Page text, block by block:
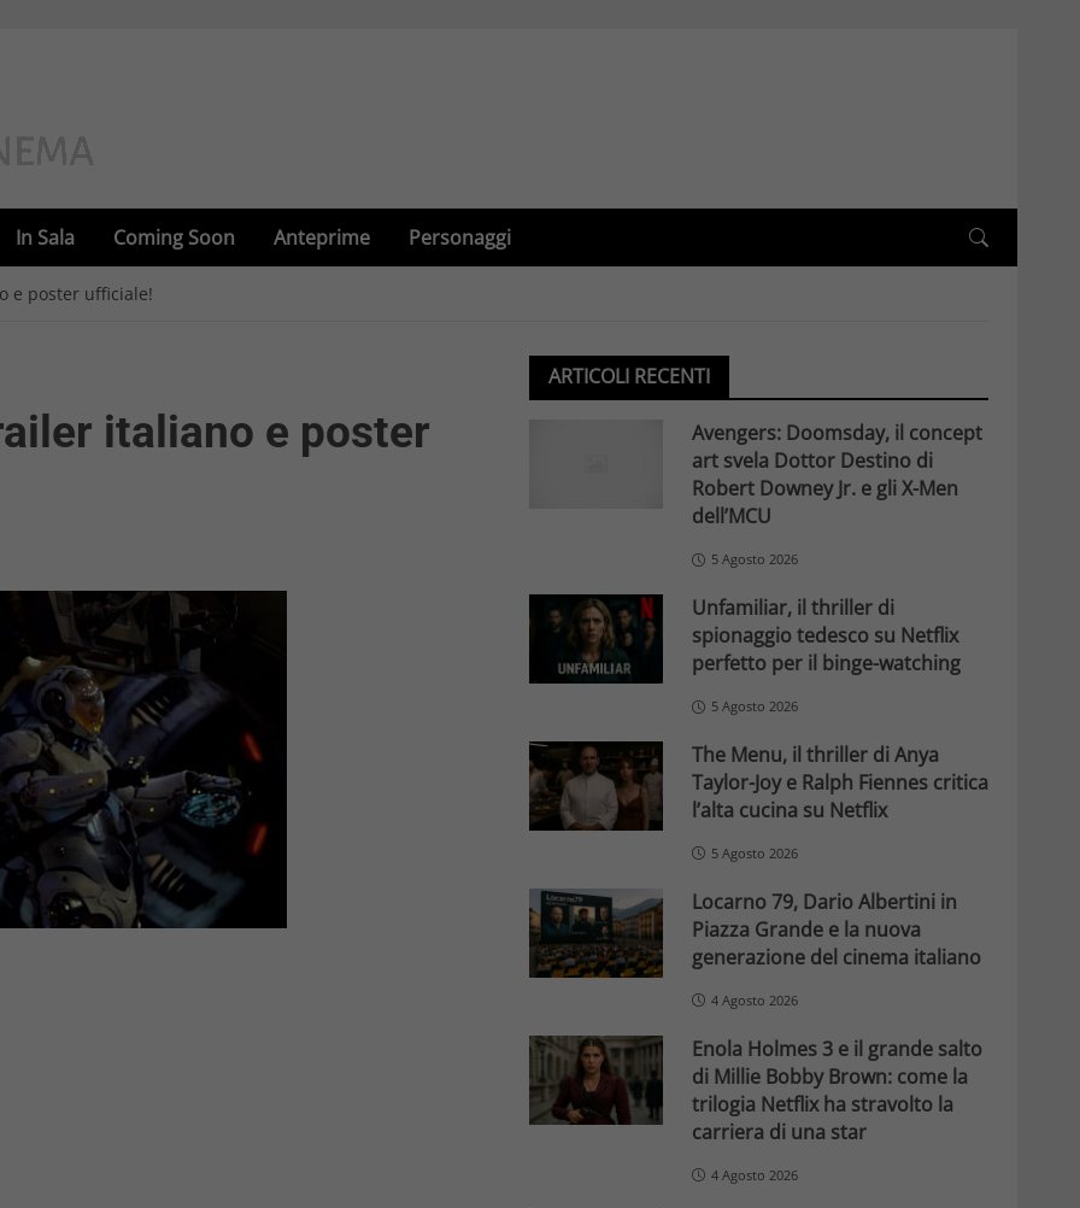
In Sala Coming Soon Anteprime Personaggi
e poster ufficiale!
italiano e poster
ARTICOLI RECENTI
Avengers: Doomsday, il concept
art svela Dottor Destino di
Robert Downey Jr. e gli X-Men
dell’MCU
5 Agosto 2026
Unfamiliar, il thriller di
spionaggio tedesco su Netflix
perfetto per il binge-watching
5 Agosto 2026
The Menu, il thriller di Anya
Taylor-Joy e Ralph Fiennes critica
l’alta cucina su Netflix
5 Agosto 2026
Locarno 79, Dario Albertini in
Piazza Grande e la nuova
generazione del cinema italiano
4 Agosto 2026
Enola Holmes 3 e il grande salto
di Millie Bobby Brown: come la
trilogia Netflix ha stravolto la
carriera di una star
4 Agosto 2026